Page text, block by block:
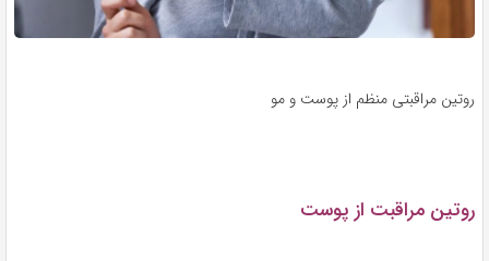
روتین مراقبتی منظم از پوست و مو
روتین مراقبت از پوست